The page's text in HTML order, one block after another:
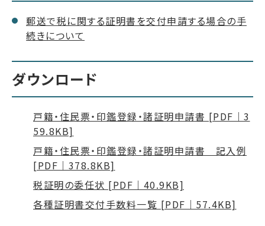
郵送で税に関する証明書を交付申請する場合の手
続きについて
ダウンロード
戸籍・住民票・印鑑登録・諸証明申請書 [PDF｜3
59.8KB]
戸籍・住民票・印鑑登録・諸証明申請書 記入例
[PDF｜378.8KB]
税証明の委任状 [PDF｜40.9KB]
各種証明書交付手数料一覧 [PDF｜57.4KB]